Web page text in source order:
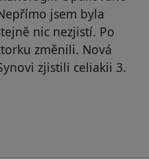
jsem byla
nic nezjistí. Po
změnili. Nová
zjistili celiakii 3.